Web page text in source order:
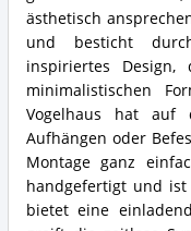
ästhetisch
und besticht
inspiriertes
minimalistischen
Vogelhaus hat auf
Aufhängen oder
Montage ganz
handgefertigt und ist
bietet eine